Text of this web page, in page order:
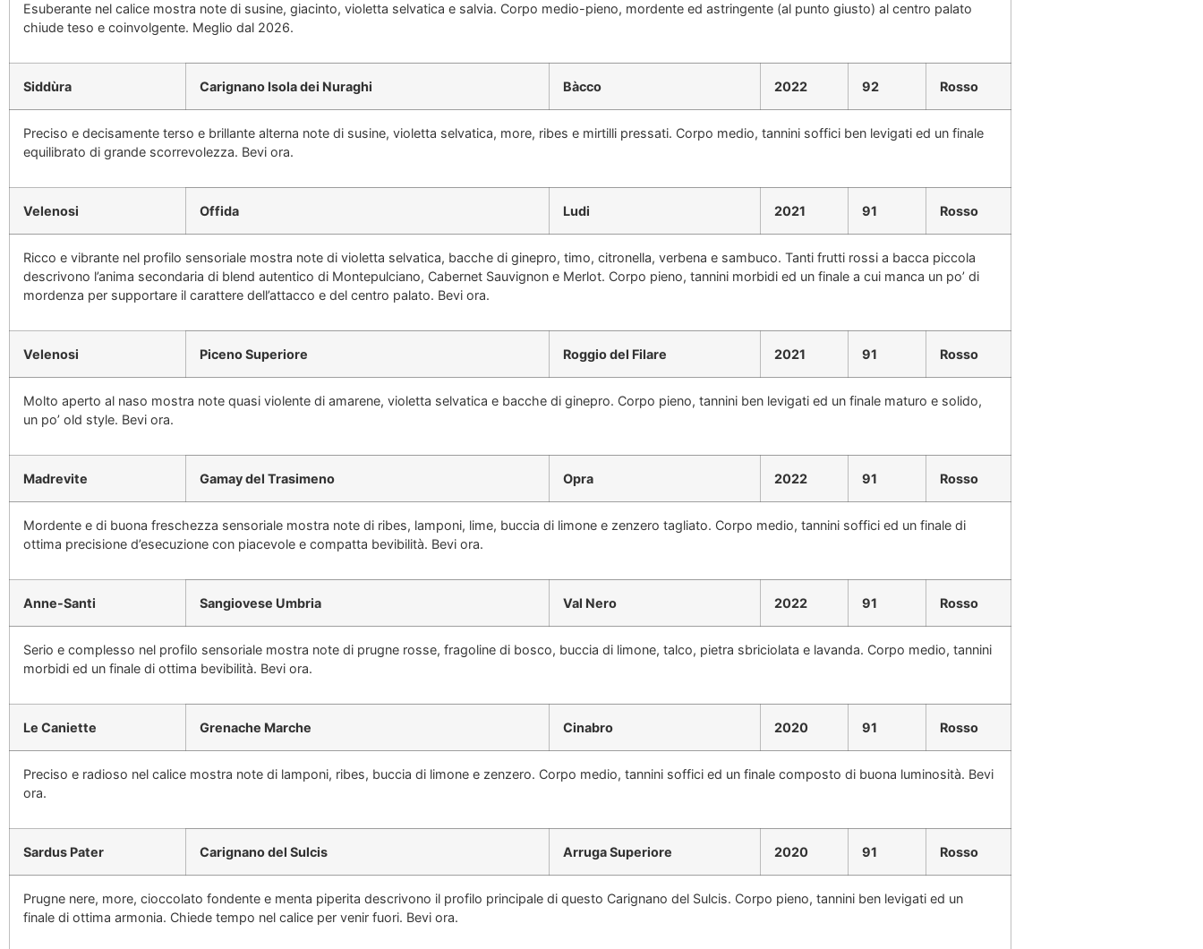
Esuberante nel calice mostra note di susine, giacinto, violetta selvatica e salvia. Corpo medio-pieno, mordente ed astringente (al punto giusto) al centro palato
chiude teso e coinvolgente. Meglio dal 2026.
Siddùra Carignano Isola dei Nuraghi Bàcco 2022 92 Rosso
Preciso e decisamente terso e brillante alterna note di susine, violetta selvatica, more, ribes e mirtilli pressati. Corpo medio, tannini soffici ben levigati ed un finale
equilibrato di grande scorrevolezza. Bevi ora.
Velenosi Offida Ludi 2021 91 Rosso
Ricco e vibrante nel profilo sensoriale mostra note di violetta selvatica, bacche di ginepro, timo, citronella, verbena e sambuco. Tanti frutti rossi a bacca piccola
descrivono l’anima secondaria di blend autentico di Montepulciano, Cabernet Sauvignon e Merlot. Corpo pieno, tannini morbidi ed un finale a cui manca un po’ di
mordenza per supportare il carattere dell’attacco e del centro palato. Bevi ora.
Velenosi Piceno Superiore Roggio del Filare 2021 91 Rosso
Molto aperto al naso mostra note quasi violente di amarene, violetta selvatica e bacche di ginepro. Corpo pieno, tannini ben levigati ed un finale maturo e solido,
un po’ old style. Bevi ora.
Madrevite Gamay del Trasimeno Opra 2022 91 Rosso
Mordente e di buona freschezza sensoriale mostra note di ribes, lamponi, lime, buccia di limone e zenzero tagliato. Corpo medio, tannini soffici ed un finale di
ottima precisione d’esecuzione con piacevole e compatta bevibilità. Bevi ora.
Anne-Santi Sangiovese Umbria Val Nero 2022 91 Rosso
Serio e complesso nel profilo sensoriale mostra note di prugne rosse, fragoline di bosco, buccia di limone, talco, pietra sbriciolata e lavanda. Corpo medio, tannini
morbidi ed un finale di ottima bevibilità. Bevi ora.
Le Caniette Grenache Marche Cinabro 2020 91 Rosso
Preciso e radioso nel calice mostra note di lamponi, ribes, buccia di limone e zenzero. Corpo medio, tannini soffici ed un finale composto di buona luminosità. Bevi
ora.
Sardus Pater Carignano del Sulcis Arruga Superiore 2020 91 Rosso
Prugne nere, more, cioccolato fondente e menta piperita descrivono il profilo principale di questo Carignano del Sulcis. Corpo pieno, tannini ben levigati ed un
finale di ottima armonia. Chiede tempo nel calice per venir fuori. Bevi ora.